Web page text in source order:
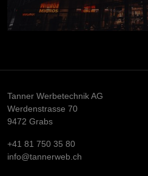
Tanner Werbetechnik AG
Werdenstrasse 70
9472 Grabs
+41 81 750 35 80
info@tannerweb.ch